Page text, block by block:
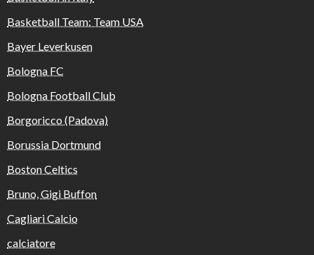
Basketball Team: Team USA
Bayer Leverkusen
Bologna FC
Bologna Football Club
Borgoricco (Padova)
Borussia Dortmund
Boston Celtics
Bruno, Gigi Buffon
Cagliari Calcio
calciatore